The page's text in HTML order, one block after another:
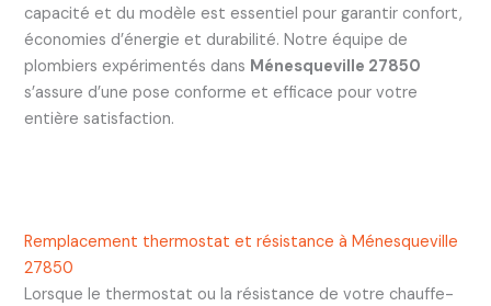
capacité et du modèle est essentiel pour garantir confort,
économies d’énergie et durabilité. Notre équipe de
plombiers expérimentés dans Ménesqueville 27850
s’assure d’une pose conforme et efficace pour votre
entière satisfaction.
Remplacement thermostat et résistance à Ménesqueville
27850
Lorsque le thermostat ou la résistance de votre chauffe-